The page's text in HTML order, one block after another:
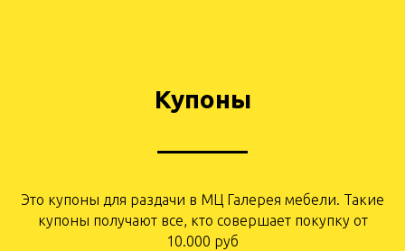
Купоны
Это купоны для раздачи в МЦ Галерея мебели. Такие
купоны получают все, кто совершает покупку от
10.000 руб